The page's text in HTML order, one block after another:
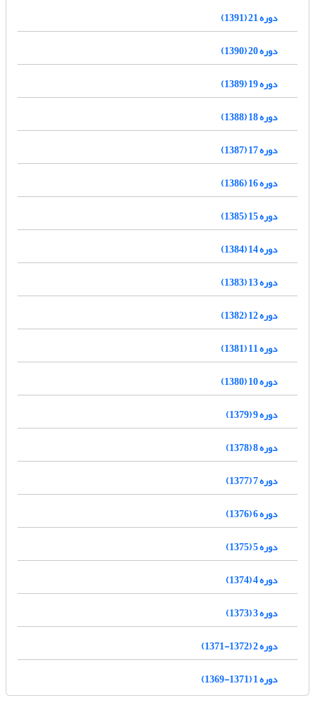
دوره 21 (1391)
دوره 20 (1390)
دوره 19 (1389)
دوره 18 (1388)
دوره 17 (1387)
دوره 16 (1386)
دوره 15 (1385)
دوره 14 (1384)
دوره 13 (1383)
دوره 12 (1382)
دوره 11 (1381)
دوره 10 (1380)
دوره 9 (1379)
دوره 8 (1378)
دوره 7 (1377)
دوره 6 (1376)
دوره 5 (1375)
دوره 4 (1374)
دوره 3 (1373)
دوره 2 (1372-1371)
دوره 1 (1371-1369)